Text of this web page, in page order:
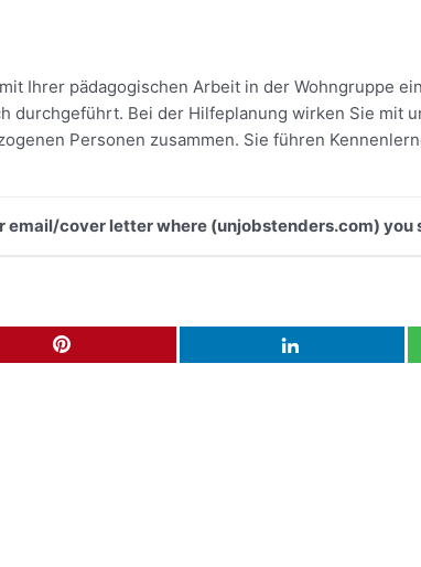
Ihrer pädagogischen Arbeit in der Wohngruppe
durchgeführt. Bei der Hilfeplanung wirken Sie mit
Personen zusammen. Sie führen
cover letter where (unjobstenders.com) you